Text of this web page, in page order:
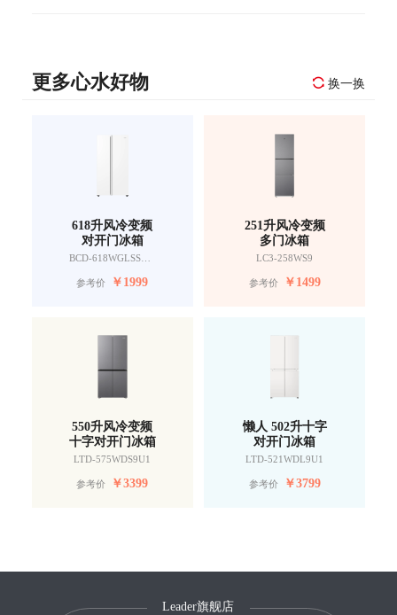
更多心水好物 换一换
618升风冷变频
对开门冰箱
BCD-618WGLSSEDW9
参考价 ￥1999
251升风冷变频
多门冰箱
LC3-258WS9
参考价 ￥1499
550升风冷变频
十字对开门冰箱
LTD-575WDS9U1
参考价 ￥3399
懒人 502升十字
对开门冰箱
LTD-521WDL9U1
参考价 ￥3799
Leader旗舰店